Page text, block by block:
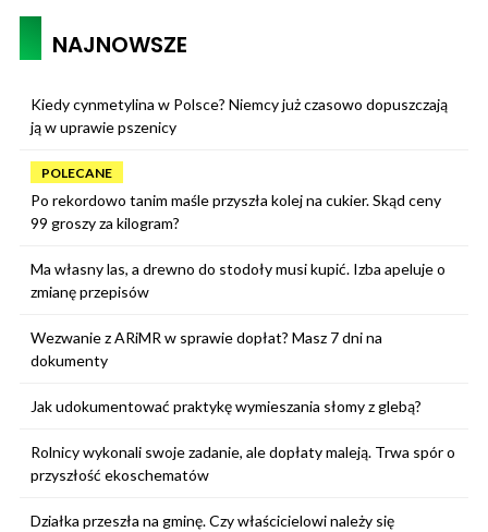
NAJNOWSZE
Kiedy cynmetylina w Polsce? Niemcy już czasowo dopuszczają
ją w uprawie pszenicy
POLECANE
Po rekordowo tanim maśle przyszła kolej na cukier. Skąd ceny
99 groszy za kilogram?
Ma własny las, a drewno do stodoły musi kupić. Izba apeluje o
zmianę przepisów
Wezwanie z ARiMR w sprawie dopłat? Masz 7 dni na
dokumenty
Jak udokumentować praktykę wymieszania słomy z glebą?
Rolnicy wykonali swoje zadanie, ale dopłaty maleją. Trwa spór o
przyszłość ekoschematów
Działka przeszła na gminę. Czy właścicielowi należy się